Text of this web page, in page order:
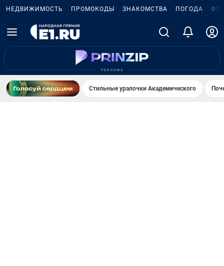
НЕДВИЖИМОСТЬ ПРОМОКОДЫ ЗНАКОМСТВА ПОГОДА
Стильные уралочки Академического